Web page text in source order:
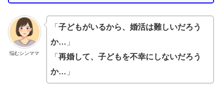
悩むシンママ
「 子どもがいるから、婚活は難しいだろう
か… 」
「 再婚して、子どもを不幸にしないだろう
か… 」